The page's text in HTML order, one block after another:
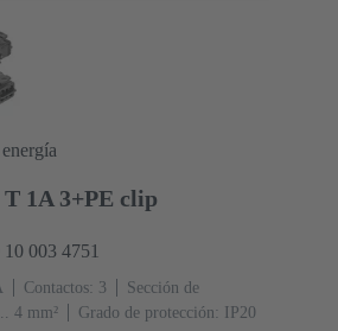
1A 3+PE clip
003 4751
Contactos: 3
Sección de
4 mm²
Grado de protección: IP20